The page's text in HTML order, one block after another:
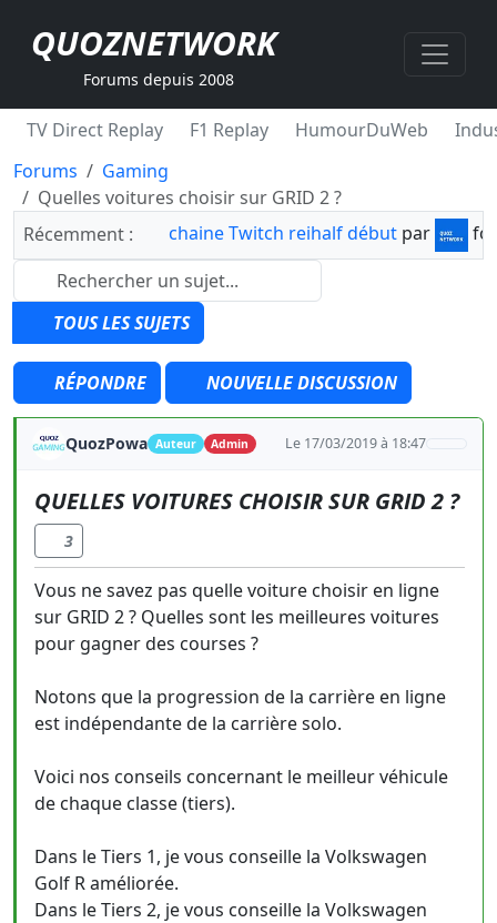
QUOZNETWORK
Forums depuis 2008
TV Direct Replay F1 Replay HumourDuWeb
Forums
Gaming
Quelles voitures choisir sur GRID 2 ?
Récemment :
chaine Twitch reihalf début par
TOUS LES SUJETS
RÉPONDRE NOUVELLE DISCUSSION
QuozPowa Auteur Admin Le 17/03/2019 à 18:47
QUELLES VOITURES CHOISIR SUR GRID 2 ?
3
Vous ne savez pas quelle voiture choisir en ligne
sur GRID 2 ? Quelles sont les meilleures voitures
pour gagner des courses ?
Notons que la progression de la carrière en ligne
est indépendante de la carrière solo.
Voici nos conseils concernant le meilleur véhicule
de chaque classe (tiers).
Dans le Tiers 1, je vous conseille la Volkswagen
Golf R améliorée.
Dans le Tiers 2, je vous conseille la Volkswagen